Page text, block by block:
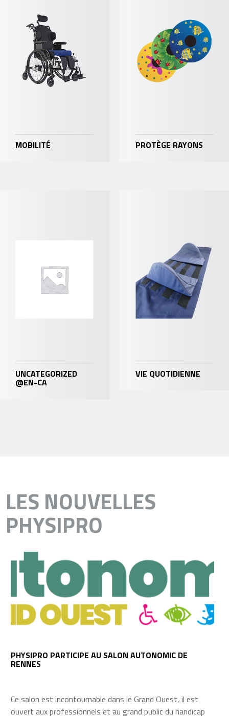
MOBILITÉ PROTÈGE RAYONS
UNCATEGORIZED
@EN-CA
VIE QUOTIDIENNE
LES NOUVELLES
PHYSIPRO
PHYSIPRO PARTICIPE AU SALON AUTONOMIC DE
RENNES
Ce salon est incontournable dans le Grand Ouest, il est
ouvert aux professionnels et au grand public du handicap